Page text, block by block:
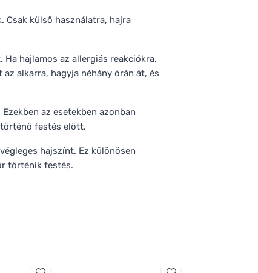
Csak külső használatra, hajra
hajlamos az allergiás reakciókra,
alkarra, hagyja néhány órán át, és
az esetekben azonban
festés előtt.
hajszínt. Ez különösen
történik festés.